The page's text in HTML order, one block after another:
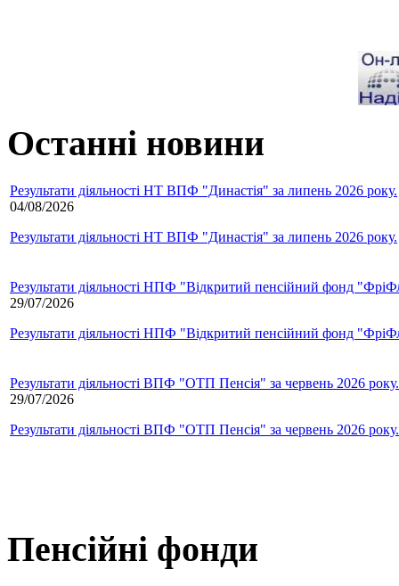
Останні новини
Результати діяльності НТ ВПФ "Династія" за липень 2026 року.
04/08/2026
Результати діяльності НТ ВПФ "Династія" за липень 2026 року.
Результати діяльності НПФ "Відкритий пенсійний фонд
29/07/2026
Результати діяльності НПФ "Відкритий пенсійний фонд
Результати діяльності ВПФ "ОТП Пенсія" за червень 2026 року.
29/07/2026
Результати діяльності ВПФ "ОТП Пенсія" за червень 2026 року.
Пенсійні фонди